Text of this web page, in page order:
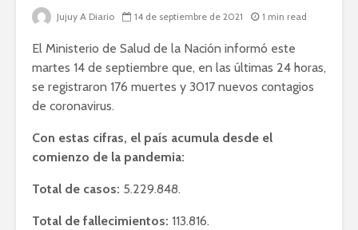
Jujuy A Diario 14 de septiembre de 2021 1 min read
El Ministerio de Salud de la Nación informó este
martes 14 de septiembre que, en las últimas 24 horas,
se registraron 176 muertes y 3017 nuevos contagios
de coronavirus.
Con estas cifras, el país acumula desde el
comienzo de la pandemia:
Total de casos: 5.229.848.
Total de fallecimientos: 113.816.